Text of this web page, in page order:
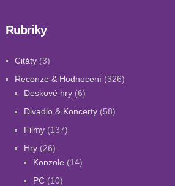
Rubriky
Citáty(3)
Recenze & Hodnocení(326)
Deskové hry(6)
Divadlo & Koncerty(58)
Filmy(137)
Hry(26)
Konzole (14)
PC(10)